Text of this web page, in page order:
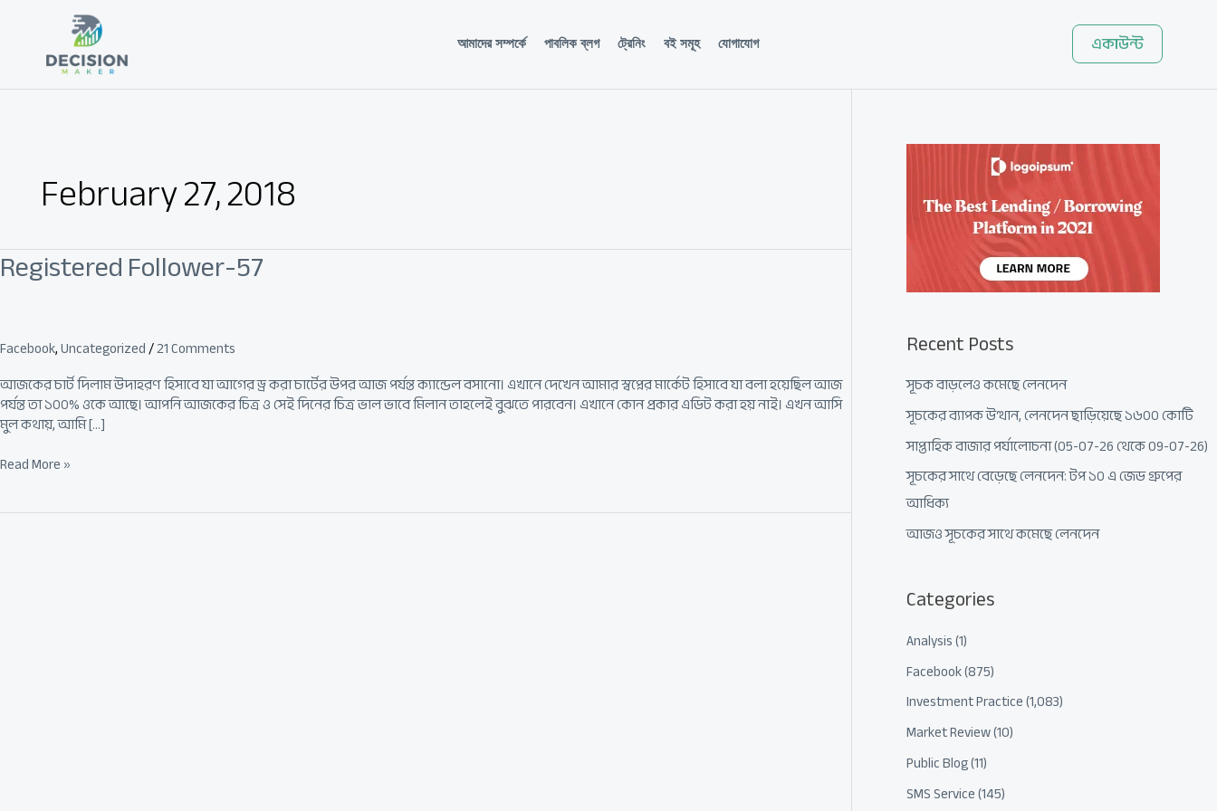
আমাদের সম্পর্কে পাবলিক ব্লগ ট্রেনিং বই সমূহ যোগাযোগ একাউন্ট
February 27, 2018
Registered Follower-57
Facebook,Uncategorized/21 Comments
আজকের চার্ট দিলাম উদাহরণ হিসাবে যা আগের ড্র করা চার্টের উপর আজ পর্যন্ত ক্যান্ডেল বসানো। এখানে দেখেন আমার স্বপ্নের মার্কেট হিসাবে যা বলা হয়েছিল আজ
পর্যন্ত তা ১০০% ওকে আছে। আপনি আজকের চিত্র ও সেই দিনের চিত্র ভাল ভাবে মিলান তাহলেই বুঝতে পারবেন। এখানে কোন প্রকার এডিট করা হয় নাই। এখন আসি
মুল কথায়, আমি […]
Registered
Follower-
Read More »
Recent Posts
সূচক বাড়লেও কমেছে লেনদেন
সূচকের ব্যাপক উত্থান, লেনদেন ছাড়িয়েছে ১৬০০ কোটি
সাপ্তাহিক বাজার পর্যালোচনা (05-07-26 থেকে 09-07-26)
সূচকের সাথে বেড়েছে লেনদেন: টপ ১০ এ জেড গ্রুপের
আধিক্য
আজও সূচকের সাথে কমেছে লেনদেন
Categories
Analysis(1)
Facebook(875)
Investment Practice(1,083)
Market Review(10)
Public Blog(11)
SMS Service(145)